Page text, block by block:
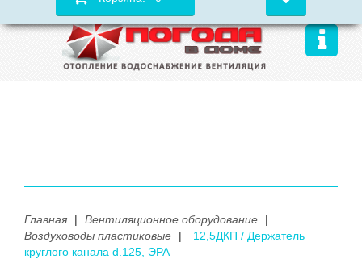
Главная | Вентиляционное оборудование
|
Воздуховоды пластиковые
|
12,5ДКП / Держатель
круглого канала d.125, ЭРА